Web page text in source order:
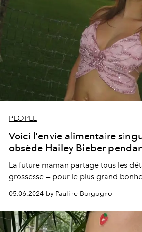
PEOPLE
Voici l'envie alimentaire
obsède Hailey Bieber
La future maman partage tous les
grossesse — pour le plus grand
05.06.2024 by Pauline Borgogno